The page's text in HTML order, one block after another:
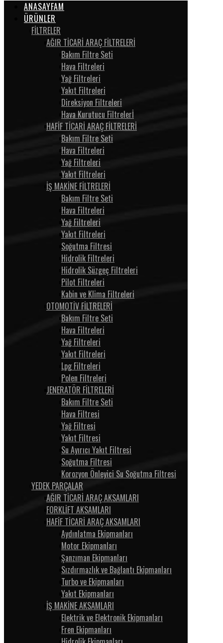
ANASAYFAM
ÜRÜNLER
FİLTRELER
AĞIR TİCARİ ARAÇ FİLTRELERİ
Bakım Filtre Seti
Hava Filtreleri
Yağ Filtreleri
Yakıt Filtreleri
Direksiyon Filtreleri
Hava Kurutucu Filtrelerİ
HAFİF TİCARİ ARAÇ FİLTRELERİ
Bakım Filtre Seti
Hava Filtreleri
Yağ Filtreleri
Yakıt Filtreleri
İŞ MAKİNE FİLTRELERİ
Bakım Filtre Seti
Hava Filtreleri
Yağ Filtreleri
Yakıt Filtreleri
Soğutma Filtresi
Hidrolik Filtreleri
Hidrolik Süzgeç Filtreleri
Pilot Filtreleri
Kabin ve Klima Filtreleri
OTOMOTİV FİLTRELERİ
Bakım Filtre Seti
Hava Filtreleri
Yağ Filtreleri
Yakıt Filtreleri
Lpg Filtreleri
Polen Filtreleri
JENERATÖR FİLTRELERİ
Bakım Filtre Seti
Hava Filtresi
Yağ Filtresi
Yakıt Filtresi
Su Ayırıcı Yakıt Filtresi
Soğutma Filtresi
Korozyon Önleyici Su Soğutma Filtresi
YEDEK PARÇALAR
AĞIR TİCARİ ARAÇ AKSAMLARI
FORKLİFT AKSAMLARI
HAFİF TİCARİ ARAÇ AKSAMLARI
Aydınlatma Ekipmanları
Motor Ekipmanları
Şanzıman Ekipmanları
Sızdırmazlık ve Bağlantı Ekipmanları
Turbo ve Ekipmanları
Yakıt Ekipmanları
İŞ MAKİNE AKSAMLARI
Elektrik ve Elektronik Ekipmanları
Fren Ekipmanları